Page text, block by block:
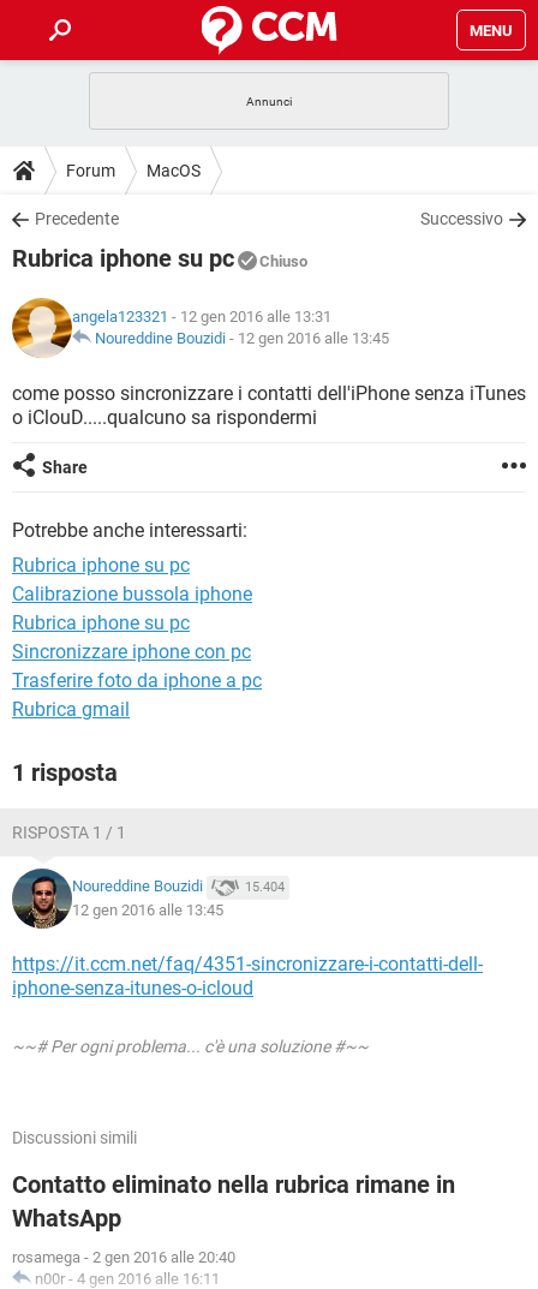
MENU
INTRATTENIMENTO
iOS
INSTAGRAM WHATSAPP
TIKTOK
HARDWARE
GUIDE
COVID-19
INSTAGRAM WHATSAPP
TIKTOK
HARDWARE
DOWNLOAD
COVID-19 GAMING
INTRATTENIMENTO
iOS WINDOWS 10
WHATSAPP
TIKTOK FACEBOOK
HARDWARE
COVID-19 GAMING
INTRATTENIMENTO
iOS WINDOWS 10
HARDWARE
GLOSSARIO
GAMING
INTRATTENIMENTO ANDROID
iOS
HARDWARE
Forum MacOS
Precedente Successivo
Rubrica iphone su pc Chiuso
angela123321 - 12 gen 2016 alle 13:31
Noureddine Bouzidi - 12 gen 2016 alle 13:45
come posso sincronizzare i contatti dell'iPhone senza iTunes
o iClouD.....qualcuno sa rispondermi
Share
Potrebbe anche interessarti:
Rubrica iphone su pc
Calibrazione bussola iphone
Rubrica iphone su pc
Sincronizzare iphone con pc
Trasferire foto da iphone a pc
Rubrica gmail
1 risposta
RISPOSTA 1 / 1
Noureddine Bouzidi 15.404
12 gen 2016 alle 13:45
https://it.ccm.net/faq/4351-sincronizzare-i-contatti-dell-
iphone-senza-itunes-o-icloud
~~# Per ogni problema... c'è una soluzione #~~
Discussioni simili
Contatto eliminato nella rubrica rimane in
WhatsApp
rosamega - 2 gen 2016 alle 20:40
n00r - 4 gen 2016 alle 16:11